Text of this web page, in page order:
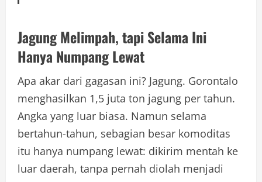
Jagung Melimpah, tapi Selama Ini
Hanya Numpang Lewat
Apa akar dari gagasan ini? Jagung. Gorontalo
menghasilkan 1,5 juta ton jagung per tahun.
Angka yang luar biasa. Namun selama
bertahun-tahun, sebagian besar komoditas
itu hanya numpang lewat: dikirim mentah ke
luar daerah, tanpa pernah diolah menjadi